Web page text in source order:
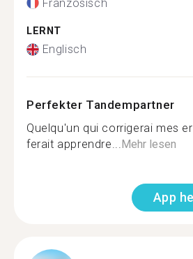
Französisch
LERNT
Englisch
Perfekter Tandempartner
Quelqu'un qui corrigerai mes
ferait apprendre...Mehr lesen
App